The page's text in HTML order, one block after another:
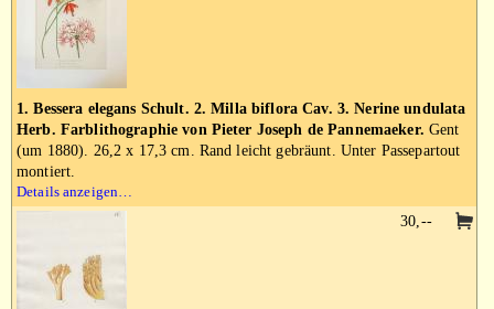
1. Bessera elegans Schult. 2. Milla biflora Cav. 3. Nerine undulata
Herb. Farblithographie von Pieter Joseph de Pannemaeker. Gent
(um 1880). 26,2 x 17,3 cm. Rand leicht gebräunt. Unter Passepartout
montiert.
Details anzeigen…
30,--